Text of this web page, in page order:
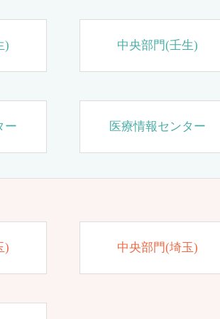
) 中央部門(壬生)
ー 医療情報センター
) 中央部門(埼玉)